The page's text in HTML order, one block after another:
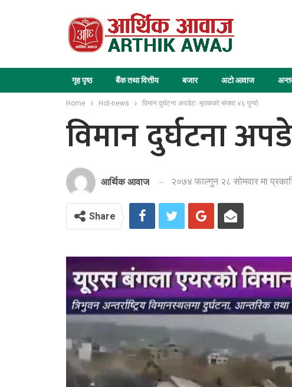
गृह पृष्ठ बैंक तथा वित्तीय बजार अटो आवाज
Home Hot-news विमान दुर्घटना अपडेटः मृतकको संख्या ४६ पुग्यो
विमान दुर्घटना
आर्थिक आवाज २०७४ फाल्गुन २८ सोमवार मा
Share